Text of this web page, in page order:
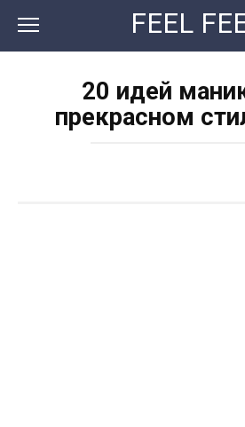
контенту
FEEL
20 идей
прекрасном